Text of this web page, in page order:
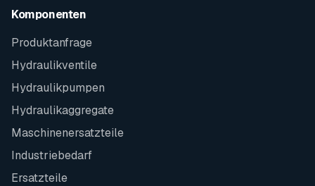
Komponenten
Produktanfrage
Hydraulikventile
Hydraulikpumpen
Hydraulikaggregate
Maschinenersatzteile
Industriebedarf
Ersatzteile